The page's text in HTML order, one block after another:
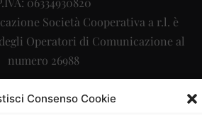
Consenso Cookie
Società Cooperativa a r.l. è
Operatori di Comunicazione al
numero 26988
La Digitale srl info@ladigitale.it